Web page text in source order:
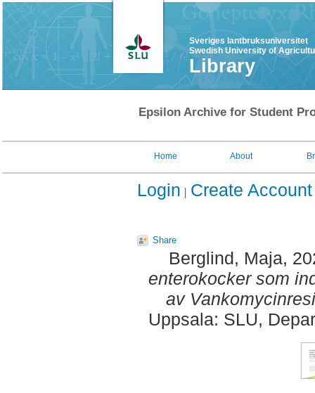
Sveriges lantbruksuniversitet
Swedish University of
Library
Epsilon Archive for Student
Home About
Login Create Account
Share
Berglind, Maja,
enterokocker som
av
Uppsala: SLU,